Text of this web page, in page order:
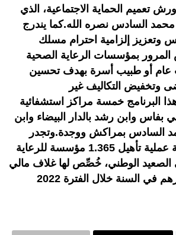
تعميم الحماية الاجتماعية، الذي
محمد السادس نصره الله.كما يندرج
وتعزيز إلزامية احترام مسلك
المرور بمؤسسات الرعاية الصحية
عام أو طبيب أسرة بهدف تحسين
وتخفيض التكاليف غير
البرنامج خمسة مراكز استشفائية
بفاس وابن رشد بالدار البيضاء وابن
السادس بمراكش ووجدة.وتجدر
الإشارة إلى مواصلة عملية تأهيل 1.365 مؤسسة للرعاية
الصعيد الوطني، خُصِّص لها غلاف مالي
قدره 800 مليون درهم في السنة خلال الفترة 2022